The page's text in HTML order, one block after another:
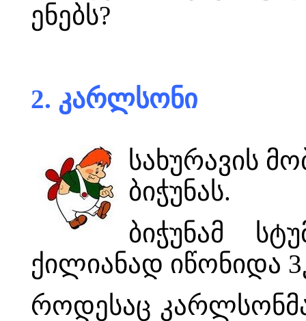
ენებს?
2. კარლსონი
სახურავის
ბიჭუნას.
ბიჭუნამ
ქილიანად იწონიდა
როდესაც კარლსონმა